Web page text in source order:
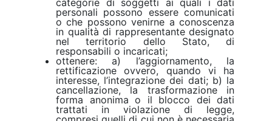
categorie di soggetti ai quali i dati
personali possono essere comunicati
o che possono venirne a conoscenza
in qualità di rappresentante designato
nel territorio dello Stato, di
responsabili o incaricati;
ottenere: a) l’aggiornamento, la
rettificazione ovvero, quando vi ha
interesse, l’integrazione dei dati; b) la
cancellazione, la trasformazione in
forma anonima o il blocco dei dati
trattati in violazione di legge,